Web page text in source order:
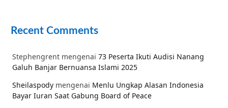
Recent Comments
Stephengrent mengenai 73 Peserta Ikuti Audisi Nanang
Galuh Banjar Bernuansa Islami 2025
Sheilaspody mengenai Menlu Ungkap Alasan Indonesia
Bayar Iuran Saat Gabung Board of Peace